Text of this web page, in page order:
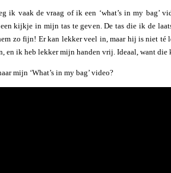
ik vaak de vraag of ik een ‘what’s in my bag’
kijkje in mijn tas te geven. De tas die ik de
zo fijn! Er kan lekker veel in, maar hij is niet té
en ik heb lekker mijn handen vrij. Ideaal, want
mijn ‘What’s in my bag’ video?